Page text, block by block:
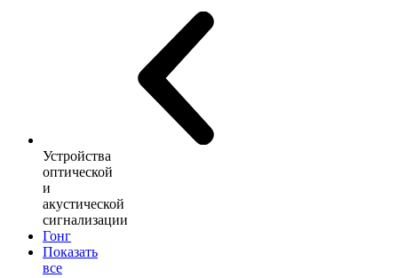
Устройства
оптической
и
акустической
сигнализации
Гонг
Показать
все